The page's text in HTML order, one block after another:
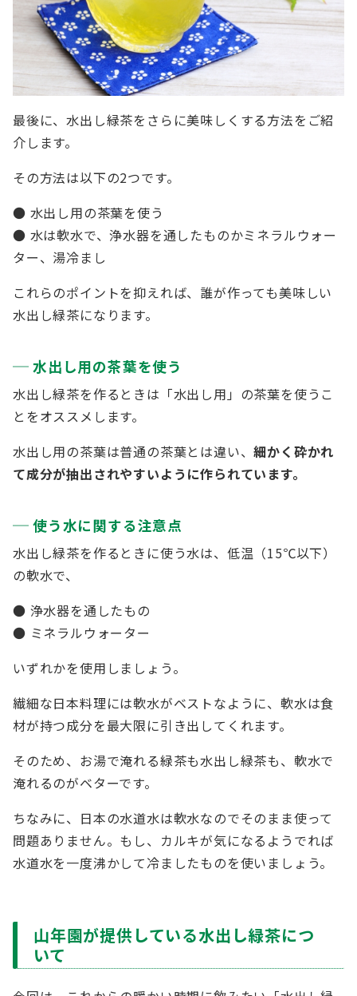
最後に、水出し緑茶をさらに美味しくする方法をご紹
介します。
その方法は以下の2つです。
● 水出し用の茶葉を使う
● 水は軟水で、浄水器を通したものかミネラルウォー
ター、湯冷まし
これらのポイントを抑えれば、誰が作っても美味しい
水出し緑茶になります。
水出し用の茶葉を使う
水出し緑茶を作るときは「水出し用」の茶葉を使うこ
とをオススメします。
水出し用の茶葉は普通の茶葉とは違い、細かく砕かれ
て成分が抽出されやすいように作られています。
使う水に関する注意点
水出し緑茶を作るときに使う水は、低温（15℃以下）
の軟水で、
● 浄水器を通したもの
● ミネラルウォーター
いずれかを使用しましょう。
繊細な日本料理には軟水がベストなように、軟水は食
材が持つ成分を最大限に引き出してくれます。
そのため、お湯で淹れる緑茶も水出し緑茶も、軟水で
淹れるのがベターです。
ちなみに、日本の水道水は軟水なのでそのまま使って
問題ありません。もし、カルキが気になるようでれば
水道水を一度沸かして冷ましたものを使いましょう。
山年園が提供している水出し緑茶につ
いて